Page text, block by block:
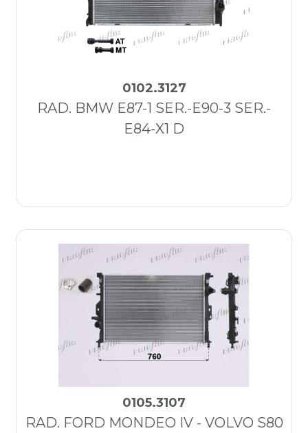
0102.3127
RAD. BMW E87-1 SER.-E90-3 SER.-
E84-X1 D
0105.3107
RAD. FORD MONDEO IV - VOLVO S80